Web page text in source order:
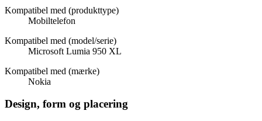
Kompatibel med (produkttype)
Mobiltelefon
Kompatibel med (model/serie)
Microsoft Lumia 950 XL
Kompatibel med (mærke)
Nokia
Design, form og placering